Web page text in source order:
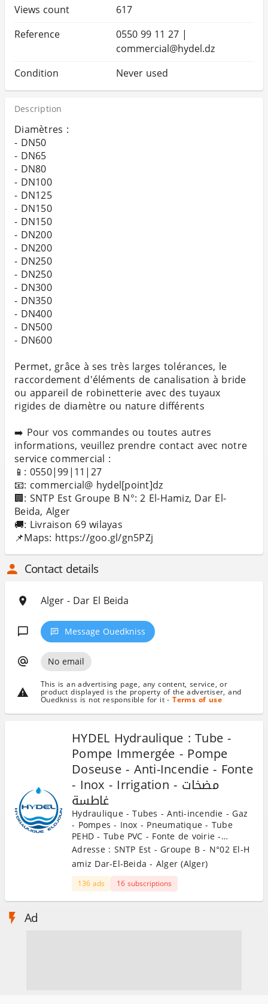
Views count
617
Reference
0550 99 11 27 |
commercial@hydel.dz
Condition
Never used
Description
Diamètres :
- DN50
- DN65
- DN80
- DN100
- DN125
- DN150
- DN150
- DN200
- DN200
- DN250
- DN250
- DN300
- DN350
- DN400
- DN500
- DN600
Permet, grâce à ses très larges tolérances, le
raccordement d'éléments de canalisation à bride
ou appareil de robinetterie avec des tuyaux
rigides de diamètre ou nature différents
➡️ Pour vos commandes ou toutes autres
informations, veuillez prendre contact avec notre
service commercial :
📱: 0550|99|11|27
📧: commercial@ hydel[point]dz
🏢: SNTP Est Groupe B N°: 2 El-Hamiz, Dar El-
Beida, Alger
🚚: Livraison 69 wilayas
📌Maps: https://goo.gl/gn5PZj
Contact details
Alger - Dar El Beida
Message Ouedkniss
No email
This is an advertising page, any content, service, or
product displayed is the property of the advertiser, and
Ouedkniss is not responsible for it -Terms of use
HYDEL Hydraulique : Tube -
Pompe Immergée - Pompe
Doseuse - Anti-Incendie - Fonte
- Inox - Irrigation - مضخات
غاطسة
Hydraulique - Tubes - Anti-incendie - Gaz
- Pompes - Inox - Pneumatique - Tube
PEHD - Tube PVC - Fonte de voirie -
Agriculture - Joint - Robinetterie
industrielle.
Adresse : SNTP Est - Groupe B - N°02 El-H
amiz Dar-El-Beida - Alger (Alger)
136 ads 16 subscriptions
Ad